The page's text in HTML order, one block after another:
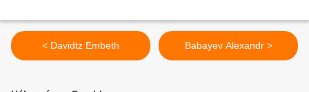
< Davidtz Embeth Babayev Alexandr >